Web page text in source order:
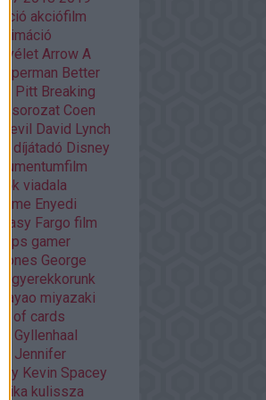
akció akciófilm
animáció
Arrow A
Better
Pitt Breaking
Coen
David Lynch
díjátadó Disney
viadala
Enyedi
Fargo film
fps gamer
George
gyerekkorunk
hayao miyazaki
of cards
Gyllenhaal
Jennifer
Kevin Spacey
kulissza